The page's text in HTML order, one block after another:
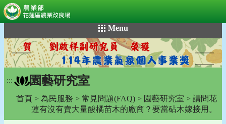
到
主
要
內
容
Menu
::: 園藝研究室
首頁 > 為民服務 > 常見問題(FAQ) > 園藝研究室 > 請問花
蓮有沒有賣大量酸橘苗木的廠商？要當砧木嫁接用。